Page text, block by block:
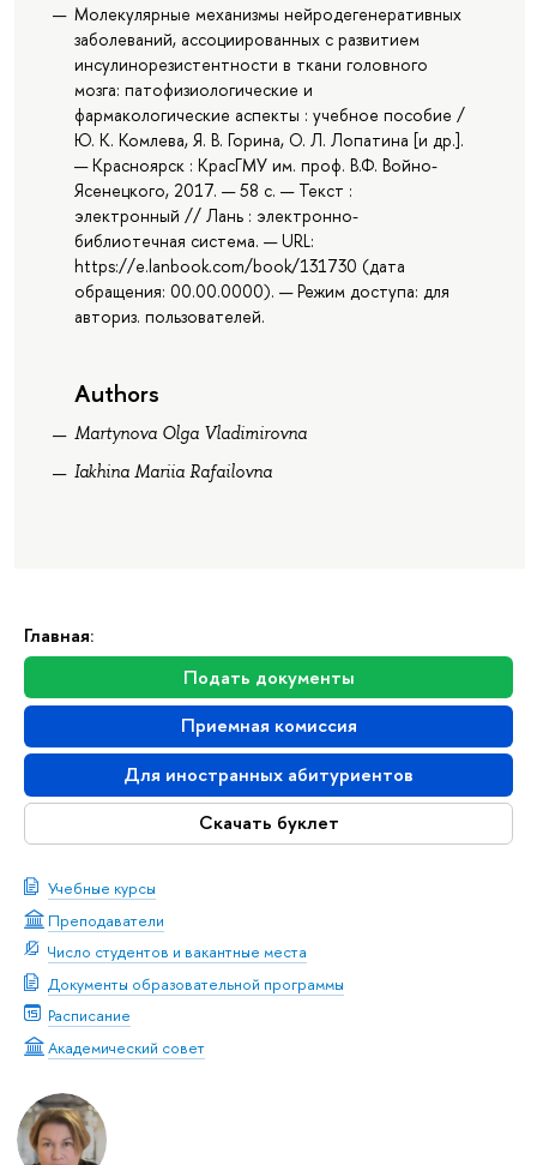
Главная:
Подать документы
Приемная комиссия
Для иностранных абитуриентов
Скачать буклет
Учебные курсы
Преподаватели
Число студентов и вакантные места
Документы образовательной программы
Расписание
Академический совет
Молекулярные механизмы нейродегенеративных
заболеваний, ассоциированных с развитием
инсулинорезистентности в ткани головного
мозга: патофизиологические и
фармакологические аспекты : учебное пособие /
Ю. К. Комлева, Я. В. Горина, О. Л. Лопатина [и др.].
— Красноярск : КрасГМУ им. проф. В.Ф. Войно-
Ясенецкого, 2017. — 58 с. — Текст :
электронный // Лань : электронно-
библиотечная система. — URL:
https://e.lanbook.com/book/131730 (дата
обращения: 00.00.0000). — Режим доступа: для
авториз. пользователей.
Authors
Martynova Olga Vladimirovna
Iakhina Mariia Rafailovna